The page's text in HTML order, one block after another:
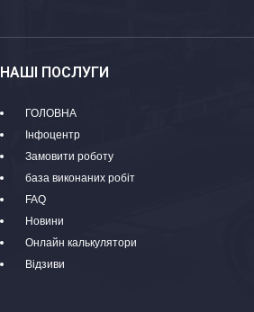
НАШІ ПОСЛУГИ
ГОЛОВНА
Інфоцентр
Замовити роботу
база виконаних робіт
FAQ
Новини
Онлайн калькулятори
Відзиви